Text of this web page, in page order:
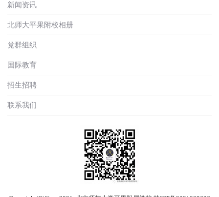
新闻资讯
北师大平果附校相册
党群组织
国际教育
招生招聘
联系我们